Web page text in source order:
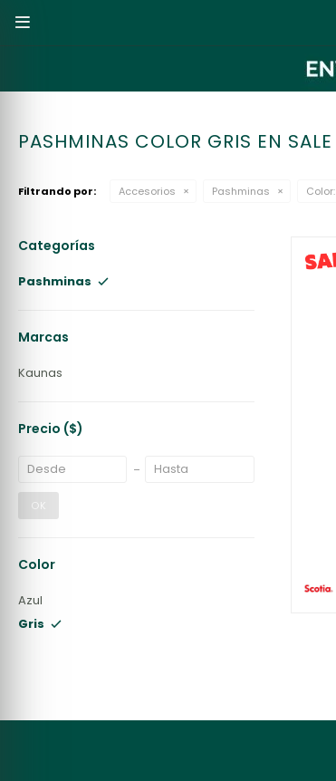

PASHMINAS COLOR GRIS EN SALE
Filtrando por: Accesorios Pashminas Color:
Categorías
Pashminas
Marcas
Kaunas
Precio ($)
OK
Color
Azul
Gris